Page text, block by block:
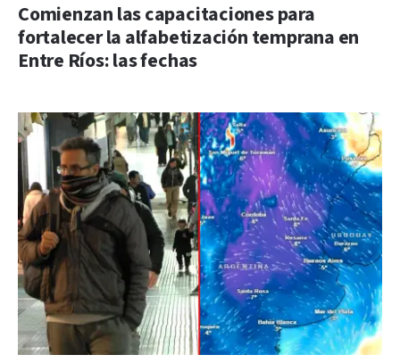
Comienzan las capacitaciones para
fortalecer la alfabetización temprana en
Entre Ríos: las fechas